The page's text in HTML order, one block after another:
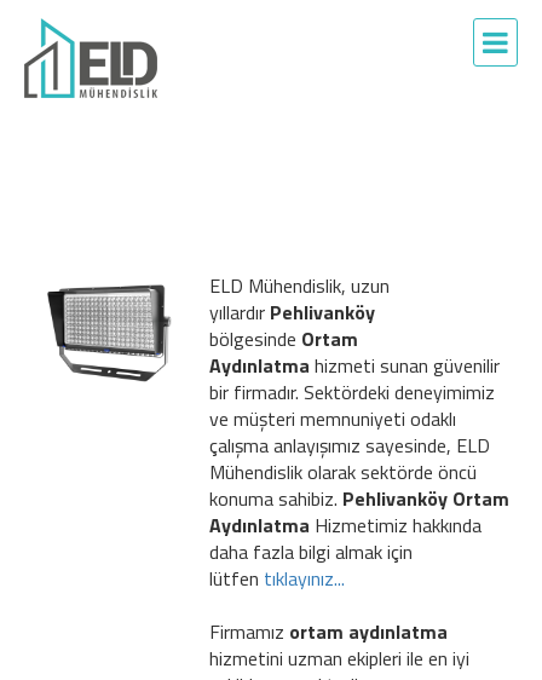
ELD Mühendislik, uzun
yıllardır Pehlivanköy
bölgesinde Ortam
Aydınlatma hizmeti sunan güvenilir
bir firmadır. Sektördeki deneyimimiz
ve müşteri memnuniyeti odaklı
çalışma anlayışımız sayesinde, ELD
Mühendislik olarak sektörde öncü
konuma sahibiz. Pehlivanköy Ortam
Aydınlatma Hizmetimiz hakkında
daha fazla bilgi almak için
lütfen tıklayınız...
Firmamız ortam aydınlatma
hizmetini uzman ekipleri ile en iyi